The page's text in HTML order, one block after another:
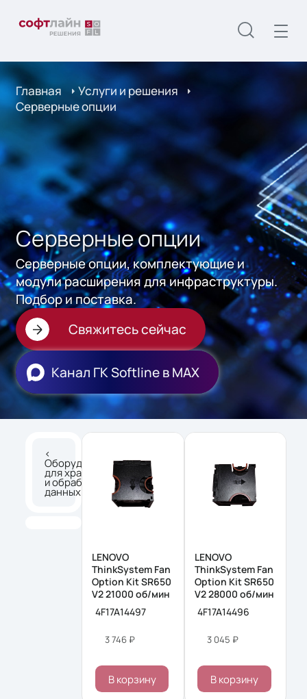
Главная
Услуги и решения
Серверные опции
Серверные опции
Серверные опции, комплектующие и
модули расширения для инфраструктуры.
Подбор и поставка.
Свяжитесь сейчас
Канал ГК Softline в МАХ
<
Оборудование
для хранения
и обработки
данных
LENOVO
ThinkSystem Fan
Option Kit SR650
V2 21000 об/мин
4F17A14497
3 746 ₽
В корзину
LENOVO
ThinkSystem Fan
Option Kit SR650
V2 28000 об/мин
4F17A14496
3 045 ₽
В корзину